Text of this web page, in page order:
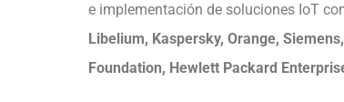
e implementación de soluciones IoT
Libelium, Kaspersky, Orange,
Foundation, Hewlett Packard